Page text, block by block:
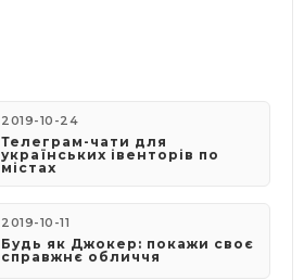
2019-10-24
Телеграм-чати для
українських івенторів по
містах
2019-10-11
Будь як Джокер: покажи своє
справжнє обличчя